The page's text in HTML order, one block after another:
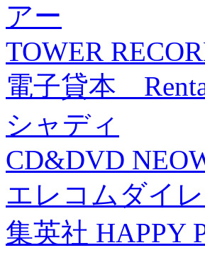
アー
TOWER
電子貸本 Renta
シャディ
CD&DVD
エレコムダイ
集英社 HAPPY